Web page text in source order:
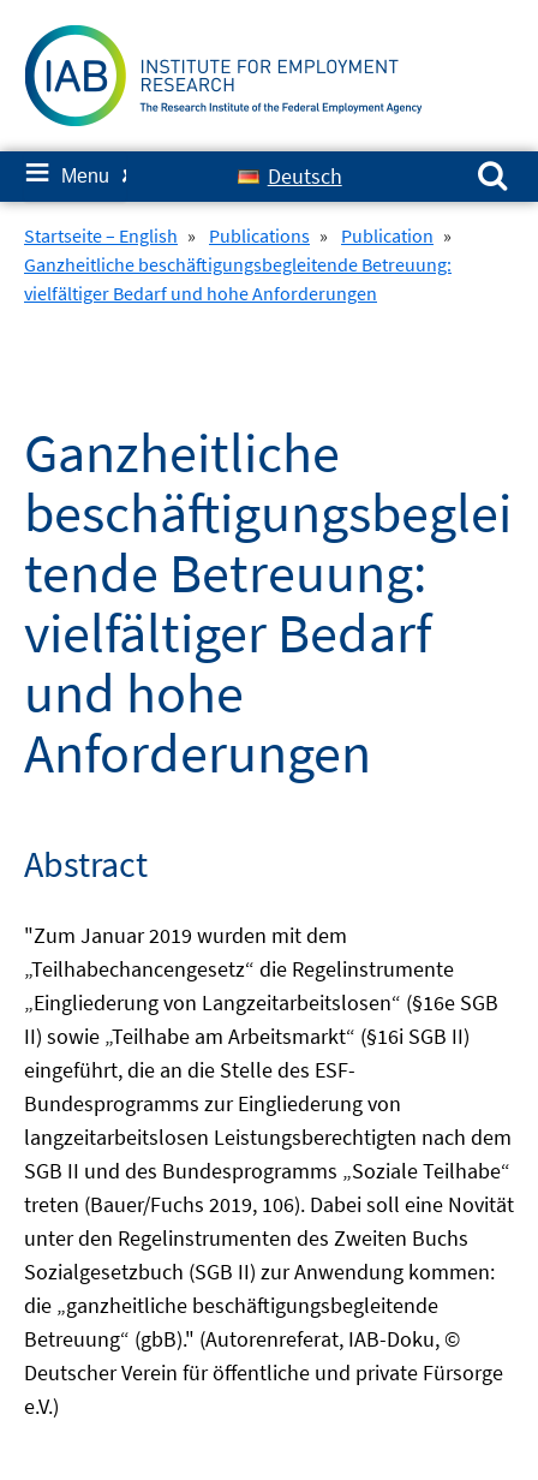
content
≡ Menu ✘ Deutsch
Search for:
Startseite – English » Publications » Publication »
Ganzheitliche beschäftigungsbegleitende Betreuung:
vielfältiger Bedarf und hohe Anforderungen
Ganzheitliche
beschäftigungsbeglei
tende Betreuung:
vielfältiger Bedarf
und hohe
Anforderungen
Abstract
"Zum Januar 2019 wurden mit dem
„Teilhabechancengesetz“ die Regelinstrumente
„Eingliederung von Langzeitarbeitslosen“ (§16e SGB
II) sowie „Teilhabe am Arbeitsmarkt“ (§16i SGB II)
eingeführt, die an die Stelle des ESF-
Bundesprogramms zur Eingliederung von
langzeitarbeitslosen Leistungsberechtigten nach dem
SGB II und des Bundesprogramms „Soziale Teilhabe“
treten (Bauer/Fuchs 2019, 106). Dabei soll eine Novität
unter den Regelinstrumenten des Zweiten Buchs
Sozialgesetzbuch (SGB II) zur Anwendung kommen:
die „ganzheitliche beschäftigungsbegleitende
Betreuung“ (gbB)." (Autorenreferat, IAB-Doku, ©
Deutscher Verein für öffentliche und private Fürsorge
e.V.)